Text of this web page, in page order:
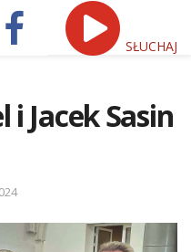
SŁUCHAJ
Jacek Sasin